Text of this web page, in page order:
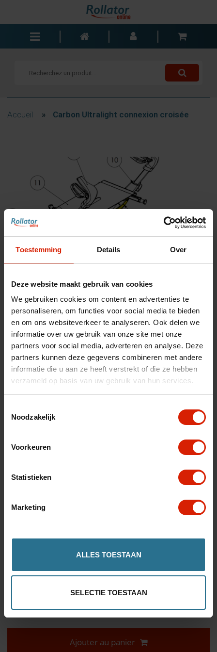
Toestemming Details Over
Deze website maakt gebruik van cookies
We gebruiken cookies om content en advertenties te
personaliseren, om functies voor social media te bieden
en om ons websiteverkeer te analyseren. Ook delen we
informatie over uw gebruik van onze site met onze
partners voor social media, adverteren en analyse. Deze
partners kunnen deze gegevens combineren met andere
informatie die u aan ze heeft verstrekt of die ze hebben
verzameld op basis van uw gebruik van hun services.
Noodzakelijk
Voorkeuren
Statistieken
Marketing
ALLES TOESTAAN
SELECTIE TOESTAAN
Fauteuils roulants
Pièces de rechange
Contact
nl
fr
Accueil » Carbon Ultralight connexion croisée
Carbon Ultralight connexion
croisée
Connexion croisée pour le Carbon Ultralight
€30,40
Quantité
Ajouter au panier